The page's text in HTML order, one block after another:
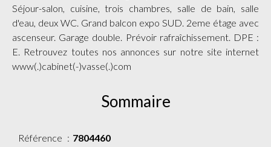
Séjour-salon, cuisine, trois chambres, salle de bain, salle
d'eau, deux WC. Grand balcon expo SUD. 2eme étage avec
ascenseur. Garage double. Prévoir rafraîchissement. DPE :
E. Retrouvez toutes nos annonces sur notre site internet
www(.)cabinet(-)vasse(.)com
Sommaire
Référence 7804460